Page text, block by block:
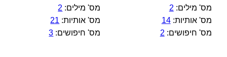
מס' מילים: 2
מס' אותיות:14
מס' חיפושים: 2
מס' מילים: 2
מס' אותיות: 21
מס' חיפושים: 3